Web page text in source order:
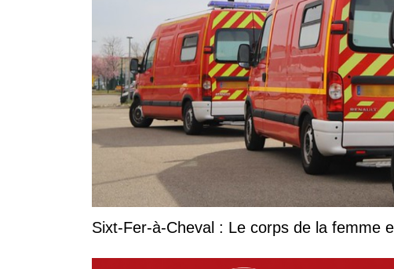
Sixt-Fer-à-Cheval : Le corps de la femme